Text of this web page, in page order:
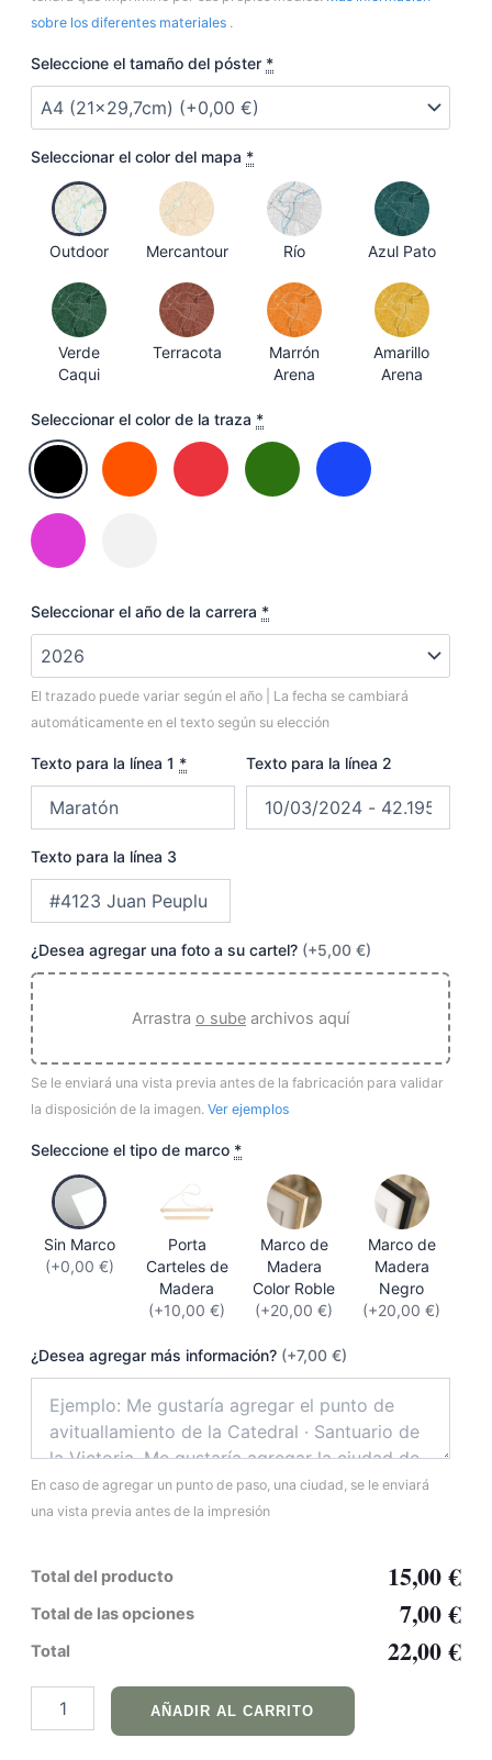
sobre los diferentes materiales .
Seleccione el tamaño del póster *
Seleccionar el color del mapa *
Outdoor Mercantour Río Azul Pato
Verde
Caqui
Terracota
Marrón
Arena
Amarillo
Arena
Seleccionar el color de la traza *
Seleccionar el año de la carrera *
El trazado puede variar según el año | La fecha se cambiará
automáticamente en el texto según su elección
Texto para la línea 1 * Texto para la línea 2
Texto para la línea 3
¿Desea agregar una foto a su cartel? (+5,00 €)
Arrastra o sube archivos aquí
Se le enviará una vista previa antes de la fabricación para validar
la disposición de la imagen.Ver ejemplos
Seleccione el tipo de marco *
Sin Marco
(+0,00 €)
Porta
Carteles de
Madera
(+10,00 €)
Marco de
Madera
Color Roble
(+20,00 €)
Marco de
Madera
Negro
(+20,00 €)
¿Desea agregar más información? (+7,00 €)
En caso de agregar un punto de paso, una ciudad, se le enviará
una vista previa antes de la impresión
Total del producto 15,00 €
Total de las opciones 7,00 €
Total 22,00 €
AÑADIR AL CARRITO